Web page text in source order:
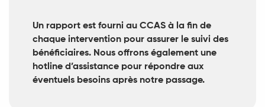
Un rapport est fourni au CCAS à la fin de
chaque intervention pour assurer le suivi des
bénéficiaires. Nous offrons également une
hotline d’assistance pour répondre aux
éventuels besoins après notre passage.